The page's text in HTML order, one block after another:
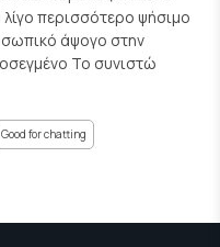
περισσότερο ψήσιμο
άψογο στην
Το συνιστώ
Good for chatting